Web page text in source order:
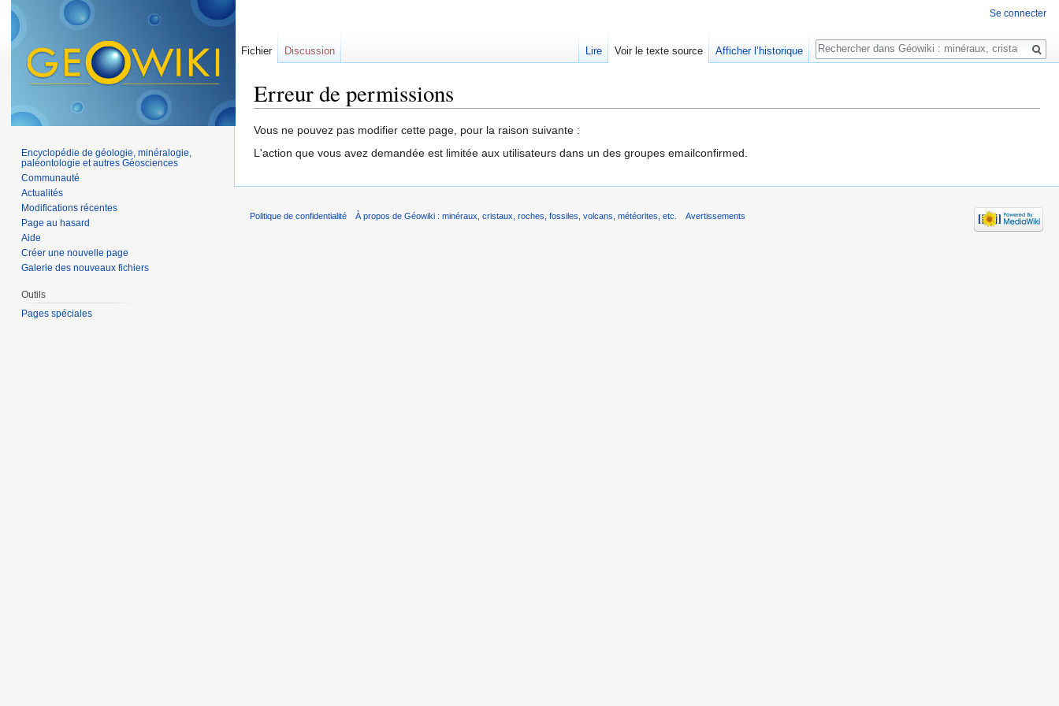
Erreur de permissions
Vous ne pouvez pas modifier cette page, pour la raison suivante :
L'action que vous avez demandée est limitée aux utilisateurs dans un des groupes emailconfirmed.
Se connecter
Fichier Discussion Lire Voir le texte source Afficher l’historique
Rechercher
Encyclopédie de géologie, minéralogie,
paléontologie et autres Géosciences
Communauté
Actualités
Modifications récentes
Page au hasard
Aide
Créer une nouvelle page
Galerie des nouveaux fichiers
Outils
Pages spéciales
Politique de confidentialité À propos de Géowiki : minéraux, cristaux, roches, fossiles, volcans, météorites, etc. Avertissements